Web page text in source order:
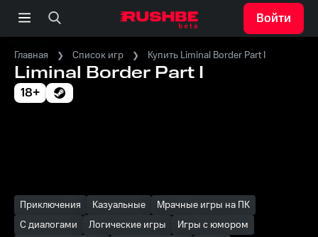
Войти
Главная Список игр Купить Liminal Border Part I
Liminal Border Part I
18+
Приключения Казуальные
Мрачные игры на ПК
С диалогами
Логические игры
Игры с юмором